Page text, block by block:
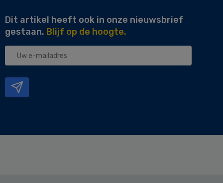
Dit artikel heeft ook in onze nieuwsbrief
gestaan. Blijf op de hoogte.
Uw